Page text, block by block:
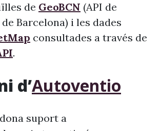
de GeoBCN (API de
Barcelona) i les dades
consultades a través de
.
d’Autoventio
dona suport a